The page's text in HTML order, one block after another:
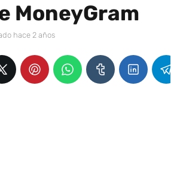
MoneyGram
hace 2 años